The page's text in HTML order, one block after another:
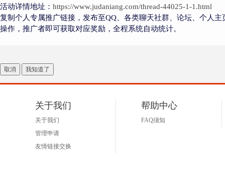
活动详情地址： https://www.judaniang.com/thread-44025-1-1.html
复制个人专属推广链接，发布至QQ、各类聊天社群、论坛、个人
操作，推广者即可获取对应奖励，全程系统自动统计。
取消 我知道了
关于我们
关于我们
管理申请
友情链接交换
帮助中心
FAQ须知